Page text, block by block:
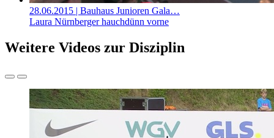
28.06.2015 | Bauhaus Junioren Gala…
Laura Nürnberger hauchdünn vorne
Weitere Videos zur Disziplin